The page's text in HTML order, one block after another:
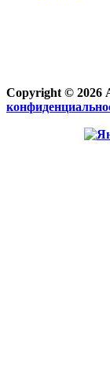
Copyright © 2026